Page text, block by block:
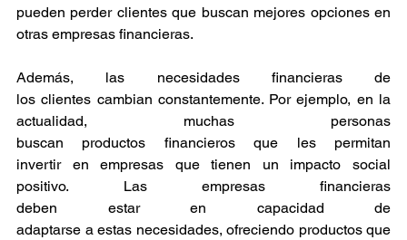
pueden perder clientes que buscan mejores opciones en
otras empresas financieras.
Además, las necesidades financieras de
los clientes cambian constantemente. Por ejemplo, en la
actualidad, muchas personas
buscan productos financieros que les permitan
invertir en empresas que tienen un impacto social
positivo. Las empresas financieras
deben estar en capacidad de
adaptarse a estas necesidades, ofreciendo productos que